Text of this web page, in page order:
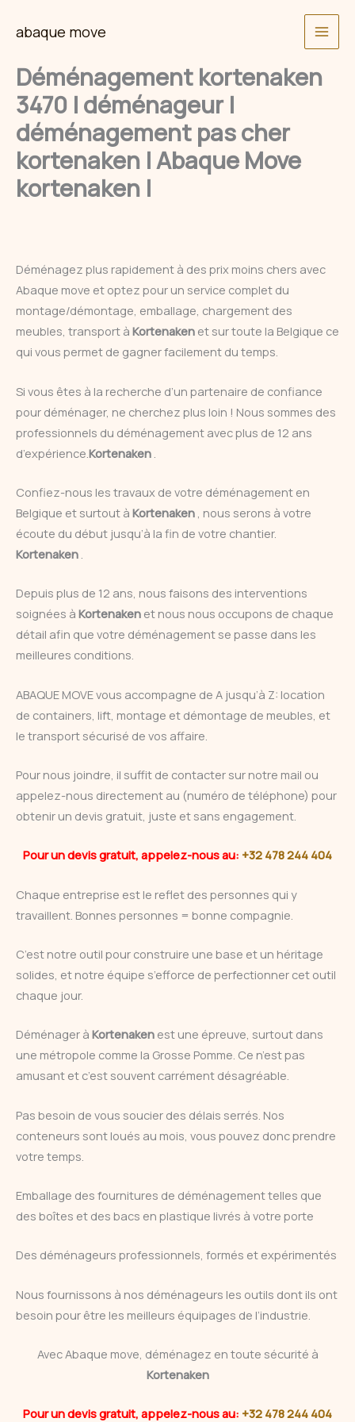
abaque move
Déménagement kortenaken
3470 | déménageur |
déménagement pas cher
kortenaken | Abaque Move
kortenaken |
Déménagez plus rapidement à des prix moins chers avec
Abaque move et optez pour un service complet du
montage/démontage, emballage, chargement des
meubles, transport à Kortenaken et sur toute la Belgique ce
qui vous permet de gagner facilement du temps.
Si vous êtes à la recherche d’un partenaire de confiance
pour déménager, ne cherchez plus loin ! Nous sommes des
professionnels du déménagement avec plus de 12 ans
d’expérience. Kortenaken
Confiez-nous les travaux de votre déménagement en
Belgique et surtout à Kortenaken , nous serons à votre
écoute du début jusqu’à la fin de votre chantier.
Kortenaken
Depuis plus de 12 ans, nous faisons des interventions
soignées à Kortenaken et nous nous occupons de chaque
détail afin que votre déménagement se passe dans les
meilleures conditions.
ABAQUE MOVE vous accompagne de A jusqu’à Z: location
de containers, lift, montage et démontage de meubles, et
le transport sécurisé de vos affaire.
Pour nous joindre, il suffit de contacter sur notre mail ou
appelez-nous directement au (numéro de téléphone) pour
obtenir un devis gratuit, juste et sans engagement.
Pour un devis gratuit, appelez-nous au: +32 478 244 404
Chaque entreprise est le reflet des personnes qui y
travaillent. Bonnes personnes = bonne compagnie.
C’est notre outil pour construire une base et un héritage
solides, et notre équipe s’efforce de perfectionner cet outil
chaque jour.
Déménager à Kortenaken est une épreuve, surtout dans
une métropole comme la Grosse Pomme. Ce n’est pas
amusant et c’est souvent carrément désagréable.
Pas besoin de vous soucier des délais serrés. Nos
conteneurs sont loués au mois, vous pouvez donc prendre
votre temps.
Emballage des fournitures de déménagement telles que
des boîtes et des bacs en plastique livrés à votre porte
Des déménageurs professionnels, formés et expérimentés
Nous fournissons à nos déménageurs les outils dont ils ont
besoin pour être les meilleurs équipages de l’industrie.
Avec Abaque move, déménagez en toute sécurité à
Kortenaken
Pour un devis gratuit, appelez-nous au: +32 478 244 404